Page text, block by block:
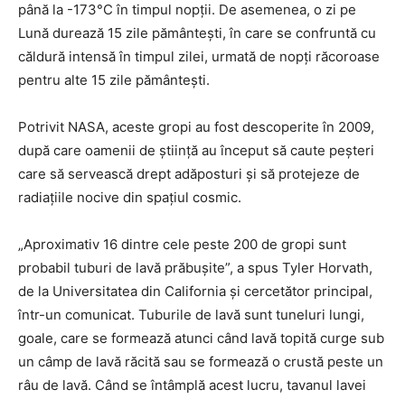
până la -173°C în timpul nopții. De asemenea, o zi pe
Lună durează 15 zile pământești, în care se confruntă cu
căldură intensă în timpul zilei, urmată de nopți răcoroase
pentru alte 15 zile pământești.
Potrivit NASA, aceste gropi au fost descoperite în 2009,
după care oamenii de știință au început să caute peșteri
care să servească drept adăposturi și să protejeze de
radiațiile nocive din spațiul cosmic.
„Aproximativ 16 dintre cele peste 200 de gropi sunt
probabil tuburi de lavă prăbușite”, a spus Tyler Horvath,
de la Universitatea din California și cercetător principal,
într-un comunicat. Tuburile de lavă sunt tuneluri lungi,
goale, care se formează atunci când lavă topită curge sub
un câmp de lavă răcită sau se formează o crustă peste un
râu de lavă. Când se întâmplă acest lucru, tavanul lavei